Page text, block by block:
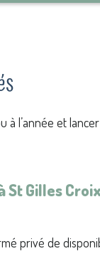
à l’année et
St Gilles
privé de